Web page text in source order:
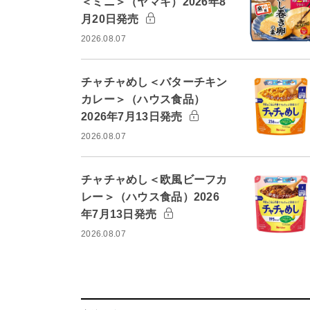
月20日発売
2026.08.07
チャチャめし＜バターチキン
カレー＞（ハウス食品）
2026年7月13日発売
2026.08.07
チャチャめし＜欧風ビーフカ
レー＞（ハウス食品）2026
年7月13日発売
2026.08.07